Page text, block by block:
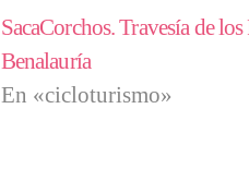
SacaCorchos. Travesía de
Benalauría
En «cicloturismo»